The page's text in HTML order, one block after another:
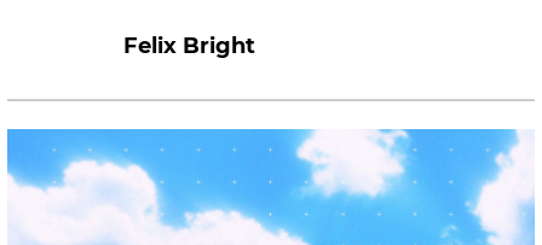
Felix Bright